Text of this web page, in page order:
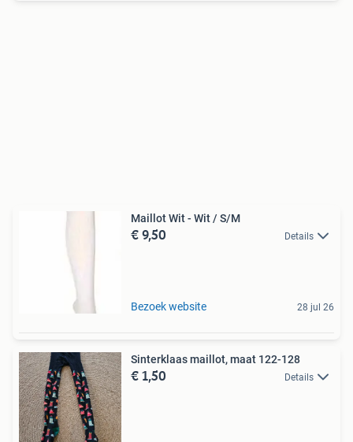
Maillot Wit - Wit / S/M
€ 9,50 Details
Bezoek website 28 jul 26
Sinterklaas maillot, maat 122-128
€ 1,50 Details